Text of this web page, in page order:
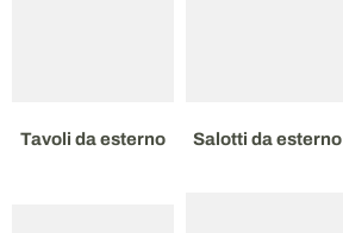
Tavoli da esterno Salotti da esterno